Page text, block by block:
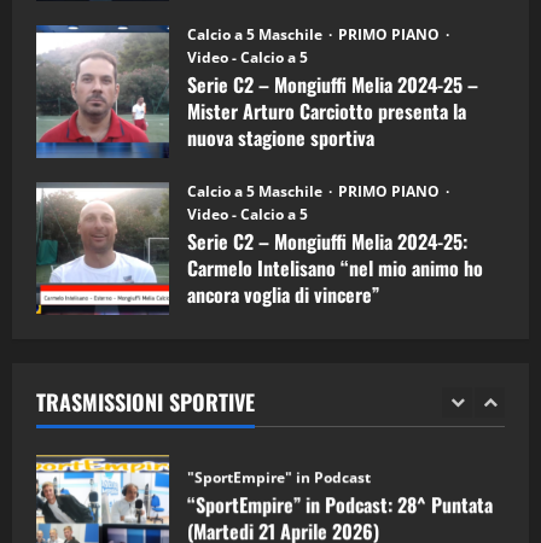
Calcio a 5 Maschile
PRIMO PIANO
Video - Calcio a 5
Serie C2 – Mongiuffi Melia 2024-25 –
Mister Arturo Carciotto presenta la
nuova stagione sportiva
Calcio a 5 Maschile
PRIMO PIANO
Video - Calcio a 5
Serie C2 – Mongiuffi Melia 2024-25:
Carmelo Intelisano “nel mio animo ho
ancora voglia di vincere”
TRASMISSIONI SPORTIVE
5
“SportEmpire” in Podcast: 26^ Puntata
(Martedi 07 Aprile 2026)
08/04/2026
1
“SportEmpire” in Podcast: 30^ Puntata
(Martedi 05 Maggio 2026)
08/05/2026
2 28/04/2026
"SportEmpire" in Podcast
“SportEmpire” in Podcast: 28^ Puntata
(Martedi 21 Aprile 2026)